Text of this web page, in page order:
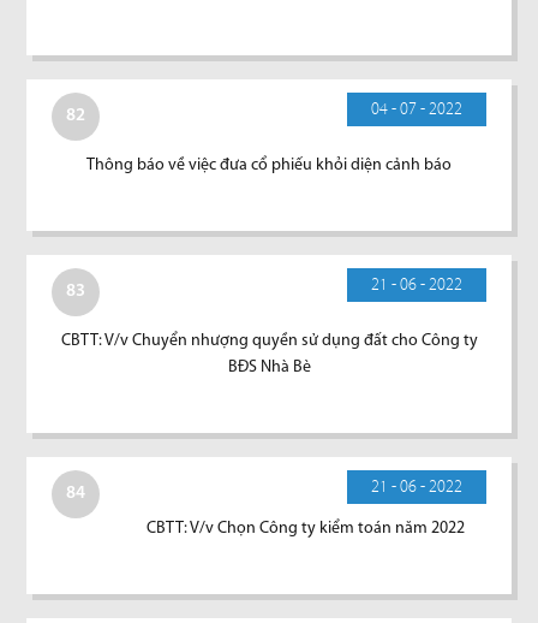
82 04 - 07 - 2022
Thông báo về việc đưa cổ phiếu khỏi diện cảnh báo
83 21 - 06 - 2022
CBTT: V/v Chuyển nhượng quyền sử dụng đất cho Công ty
BĐS Nhà Bè
84 21 - 06 - 2022
CBTT: V/v Chọn Công ty kiểm toán năm 2022